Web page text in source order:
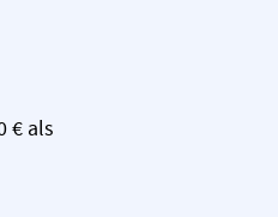
€ als